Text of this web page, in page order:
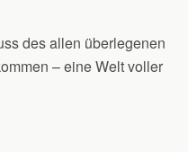
des allen überlegenen
– eine Welt voller